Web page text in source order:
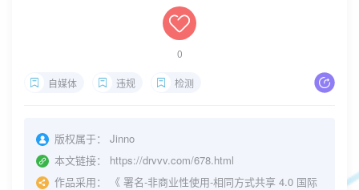
0
自媒体 违规 检测
版权属于：
Jinno
本文链接：
https://drvvv.com/678.html
作品采用：
《 署名-非商业性使用-相同方式共享 4.0 国际